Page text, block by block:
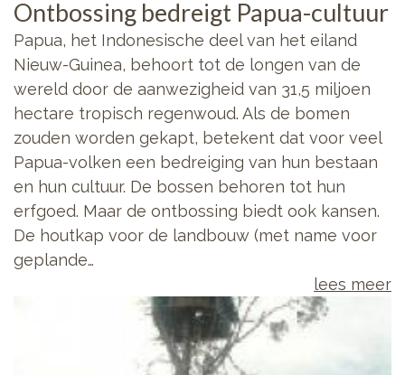
Ontbossing bedreigt Papua-cultuur
Papua, het Indonesische deel van het eiland
Nieuw-Guinea, behoort tot de longen van de
wereld door de aanwezigheid van 31,5 miljoen
hectare tropisch regenwoud. Als de bomen
zouden worden gekapt, betekent dat voor veel
Papua-volken een bedreiging van hun bestaan
en hun cultuur. De bossen behoren tot hun
erfgoed. Maar de ontbossing biedt ook kansen.
De houtkap voor de landbouw (met name voor
geplande…
lees meer